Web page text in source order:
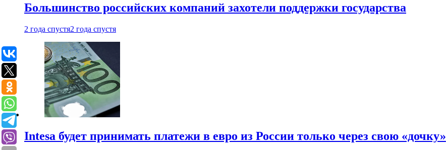
Большинство российских компаний захотели поддержки государства
2 года спустя2 года спустя
Intesa будет принимать платежи в евро из России только через свою «дочку»